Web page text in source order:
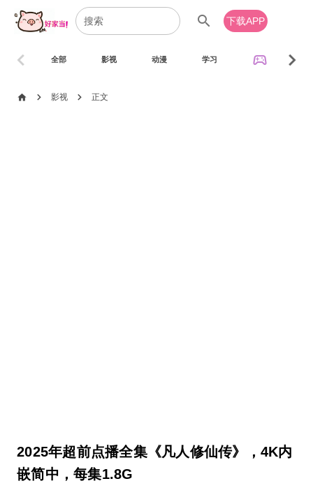
search 下载APP
全部 影视 动漫 学习 sports_esports
chevron_left chevron_right
home chevron_right 影视 chevron_right 正文
2025年超前点播全集《凡人修仙传》，4K内
嵌简中，每集1.8G